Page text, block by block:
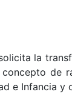
la
de
e Infancia y